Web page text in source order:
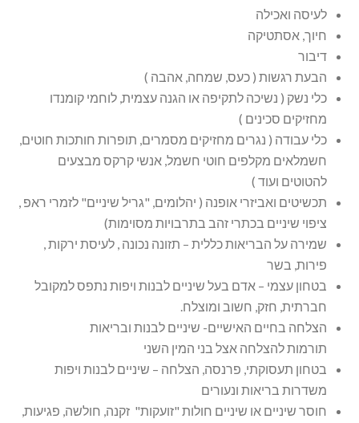
לעיסה ואכילה
חיוך, אסתטיקה
דיבור
הבעת רגשות ( כעס, שמחה, אהבה )
כלי נשק ( נשיכה לתקיפה או הגנה עצמית, לוחמי קומנדו
מחזיקים סכינים )
כלי עבודה ( נגרים מחזיקים מסמרים, תופרות חותכות חוטים,
חשמלאים מקלפים חוטי חשמל, אנשי קרקס מבצעים
להטוטים ועוד )
תכשיטים ואביזרי אופנה ( יהלומים, "גריל שיניים" לזמרי ראפ ,
ציפוי שיניים בכתרי זהב בתרבויות מסוימות)
שמירה על הבריאות כללית – תזונה נכונה , לעיסת ירקות ,
פירות, בשר
בטחון עצמי – אדם בעל שיניים לבנות ויפות נתפס למקובל
חברתית, חזק, חשוב ומוצלח.
הצלחה בחיים האישיים- שיניים לבנות ובריאות
תורמות להצלחה אצל בני המין השני
בטחון תעסוקתי, פרנסה, הצלחה – שיניים לבנות ויפות
משדרות בריאות ונעורים
חוסר שיניים או שיניים חולות "זועקות" זקנה, חולשה, פגיעות,